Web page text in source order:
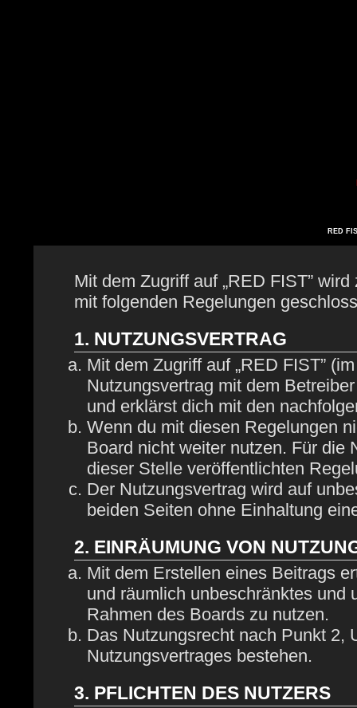
RED
Mit dem Zugriff auf „RED FIST”
mit folgenden Regelungen
1. NUTZUNGSVERTRAG
Mit dem Zugriff auf „RED FIST”
Nutzungsvertrag mit dem
und erklärst dich mit den
Wenn du mit diesen Regelungen
Board nicht weiter nutzen. Für die
dieser Stelle veröffentlichten
Der Nutzungsvertrag wird auf
beiden Seiten ohne Einhaltung
2. EINRÄUMUNG VON
Mit dem Erstellen eines Beitrags
und räumlich unbeschränktes und
Rahmen des Boards zu nutzen.
Das Nutzungsrecht nach Punkt 2,
Nutzungsvertrages bestehen.
3. PFLICHTEN DES NUTZERS